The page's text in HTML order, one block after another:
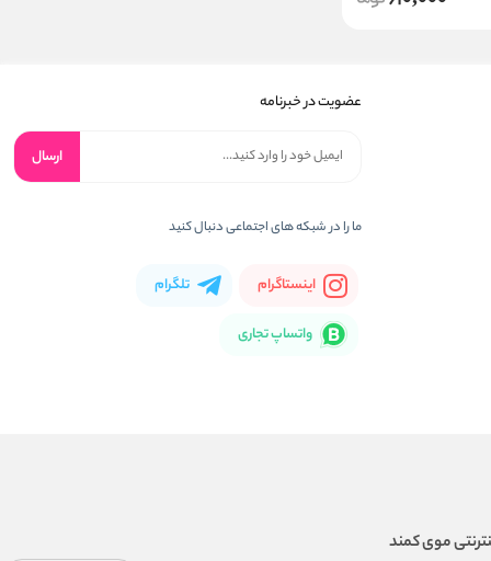
عضویت در خبرنامه
ارسال
ما را در شبکه های اجتماعی دنبال کنید
اینستاگرام تلگرام
واتساپ تجاری
موی کمند